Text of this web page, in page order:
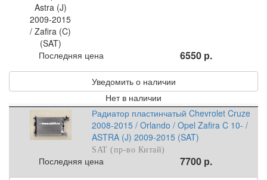
Последняя цена 6550 р.
Уведомить о наличии
Нет в наличии
Радиатор пластинчатый Chevrolet Cruze
2008-2015 / Orlando / Opel Zafira C 10- /
ASTRA (J) 2009-2015 (SAT)
SAT (пр-во Китай)
Последняя цена 7700 р.